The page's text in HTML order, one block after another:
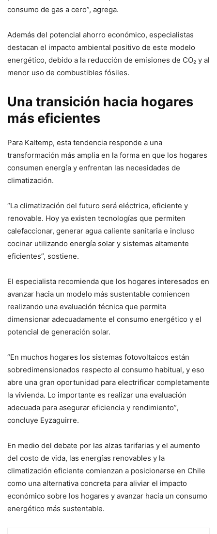
consumo de gas a cero”, agrega.
Además del potencial ahorro económico, especialistas
destacan el impacto ambiental positivo de este modelo
energético, debido a la reducción de emisiones de CO₂ y al
menor uso de combustibles fósiles.
Una transición hacia hogares
más eficientes
Para Kaltemp, esta tendencia responde a una
transformación más amplia en la forma en que los hogares
consumen energía y enfrentan las necesidades de
climatización.
“La climatización del futuro será eléctrica, eficiente y
renovable. Hoy ya existen tecnologías que permiten
calefaccionar, generar agua caliente sanitaria e incluso
cocinar utilizando energía solar y sistemas altamente
eficientes”, sostiene.
El especialista recomienda que los hogares interesados en
avanzar hacia un modelo más sustentable comiencen
realizando una evaluación técnica que permita
dimensionar adecuadamente el consumo energético y el
potencial de generación solar.
“En muchos hogares los sistemas fotovoltaicos están
sobredimensionados respecto al consumo habitual, y eso
abre una gran oportunidad para electrificar completamente
la vivienda. Lo importante es realizar una evaluación
adecuada para asegurar eficiencia y rendimiento”,
concluye Eyzaguirre.
En medio del debate por las alzas tarifarias y el aumento
del costo de vida, las energías renovables y la
climatización eficiente comienzan a posicionarse en Chile
como una alternativa concreta para aliviar el impacto
económico sobre los hogares y avanzar hacia un consumo
energético más sustentable.